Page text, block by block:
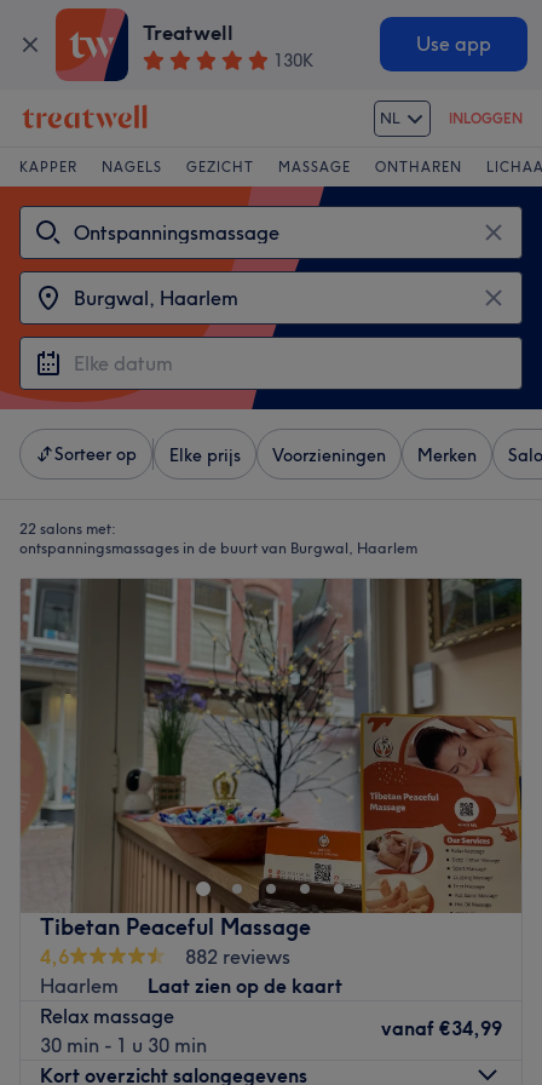
Treatwell
130K
Use app
NL INLOGGEN
KAPPER NAGELS GEZICHT MASSAGE ONTHAREN
Sorteer op Elke prijs Voorzieningen Merken
22 salons met:
ontspanningsmassages in de buurt van Burgwal, Haarlem
Tibetan Peaceful Massage
4,6
882 reviews
Haarlem
Laat zien op de kaart
Relax massage
30 min - 1 u 30 min
vanaf €34,99
Kort overzicht salongegevens